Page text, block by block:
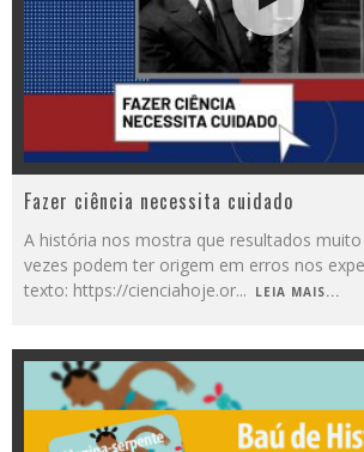
Fazer ciência necessita cuidado
A história nos mostra que resultados
vezes podem ter origem em erros nos
texto: https://cienciahoje.or... LEIA MAIS...